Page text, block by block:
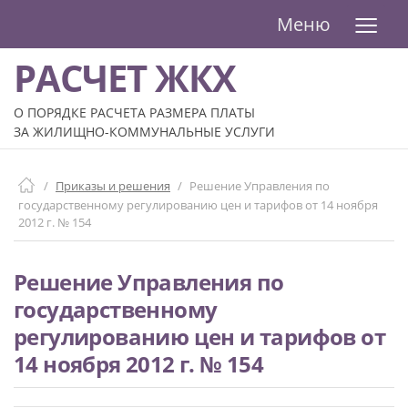
Меню ≡
РАСЧЕТ ЖКХ
О ПОРЯДКЕ РАСЧЕТА РАЗМЕРА ПЛАТЫ
ЗА ЖИЛИЩНО-КОММУНАЛЬНЫЕ УСЛУГИ
/ Приказы и решения / Решение Управления по
государственному регулированию цен и тарифов от 14 ноября
2012 г. № 154
Решение Управления по
государственному
регулированию цен и тарифов от
14 ноября 2012 г. № 154